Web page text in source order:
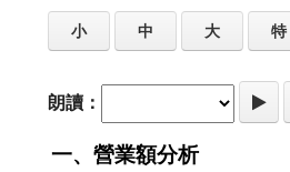
小 中 大 特
朗讀：
一、營業額分析